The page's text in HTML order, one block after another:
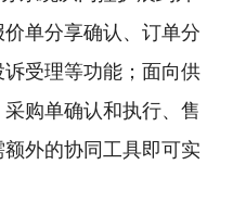
单分享确认、订单分
受理等功能；面向供
购单确认和执行、售
外的协同工具即可实